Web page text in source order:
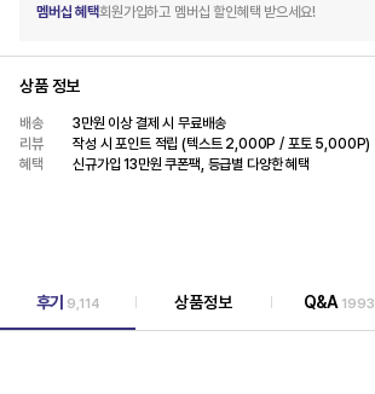
멤버십 혜택회원가입하고 멤버십 할인혜택 받으세요!
상품 정보
배송
3만원 이상 결제 시 무료배송
리뷰
작성 시 포인트 적립 (텍스트 2,000P / 포토 5,000P)
혜택
신규가입 13만원 쿠폰팩, 등급별 다양한 혜택
후기 9,114 상품정보 Q&A 1993